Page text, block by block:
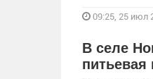
09:25, 25 июл
В селе
питьевая